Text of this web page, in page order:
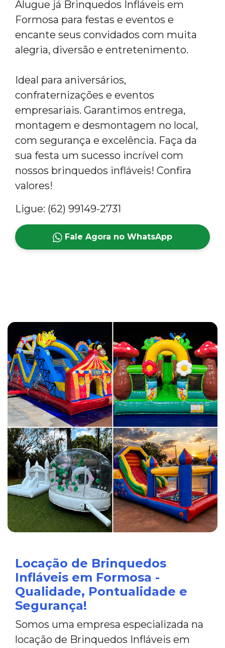
Alugue já Brinquedos Infláveis em
Formosa para festas e eventos e
encante seus convidados com muita
alegria, diversão e entretenimento.
Ideal para aniversários,
confraternizações e eventos
empresariais. Garantimos entrega,
montagem e desmontagem no local,
com segurança e excelência. Faça da
sua festa um sucesso incrível com
nossos brinquedos infláveis! Confira
valores!
Ligue: (62) 99149-2731
Fale Agora no WhatsApp
Locação de Brinquedos
Infláveis em Formosa -
Qualidade, Pontualidade e
Segurança!
Somos uma empresa especializada na
locação de Brinquedos Infláveis em